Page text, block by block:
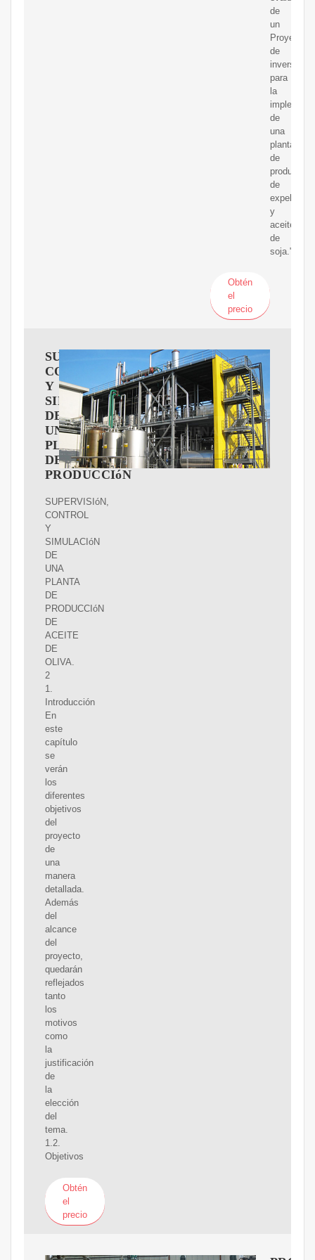
de
un
Proyecto
de
inversión
para
la
de
una
planta
de
producción
de
expeller
y
aceite
de
soja."
Obtén
el
precio
SUPERVISIóN,
CONTROL
Y
SIMULACIóN
DE
UNA
PLANTA
DE
PRODUCCIóN
SUPERVISIóN,
CONTROL
Y
SIMULACIóN
DE
UNA
PLANTA
DE
PRODUCCIóN
DE
ACEITE
DE
OLIVA.
2
1.
Introducción
En
este
capítulo
se
verán
los
diferentes
objetivos
del
proyecto
de
una
manera
detallada.
Además
del
alcance
del
proyecto,
quedarán
reflejados
tanto
los
motivos
como
la
justificación
de
la
elección
del
tema.
1.2.
Objetivos
Obtén
el
precio